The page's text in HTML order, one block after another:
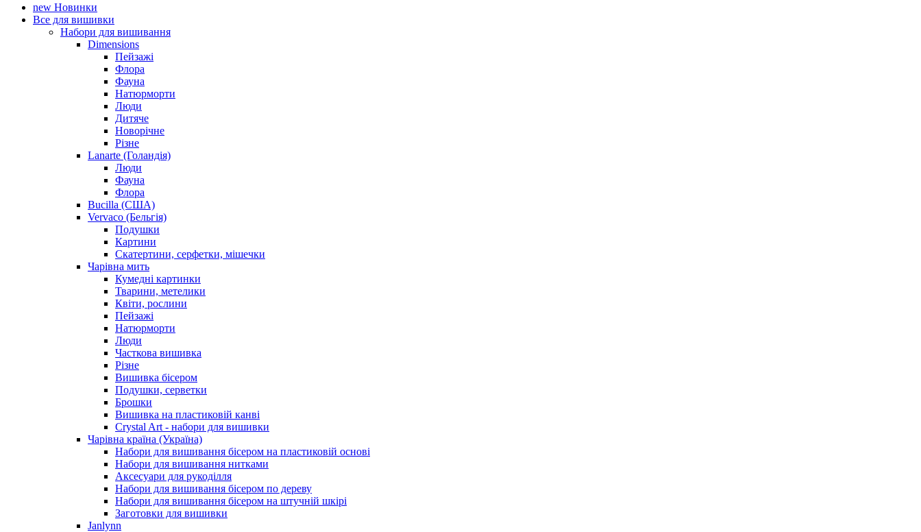
new Новинки
Все для вишивки
Набори для вишивання
Dimensions
Пейзажі
Флора
Фауна
Натюрморти
Люди
Дитяче
Новорічне
Різне
Lanarte (Голандія)
Люди
Фауна
Флора
Bucilla (США)
Vervaco (Бельгія)
Подушки
Картини
Скатертини, серфетки, мішечки
Чарiвна мить
Кумедні картинки
Тварини, метелики
Квіти, рослини
Пейзажі
Натюрморти
Люди
Часткова вишивка
Різне
Вишивка бісером
Подушки, серветки
Брошки
Вишивка на пластиковій канві
Crystal Art - набори для вишивки
Чарівна країна (Україна)
Набори для вишивання бісером на пластиковій основі
Набори для вишивання нитками
Аксесуари для рукоділля
Набори для вишивання бісером по дереву
Набори для вишивання бісером на штучній шкірі
Заготовки для вишивки
Janlynn